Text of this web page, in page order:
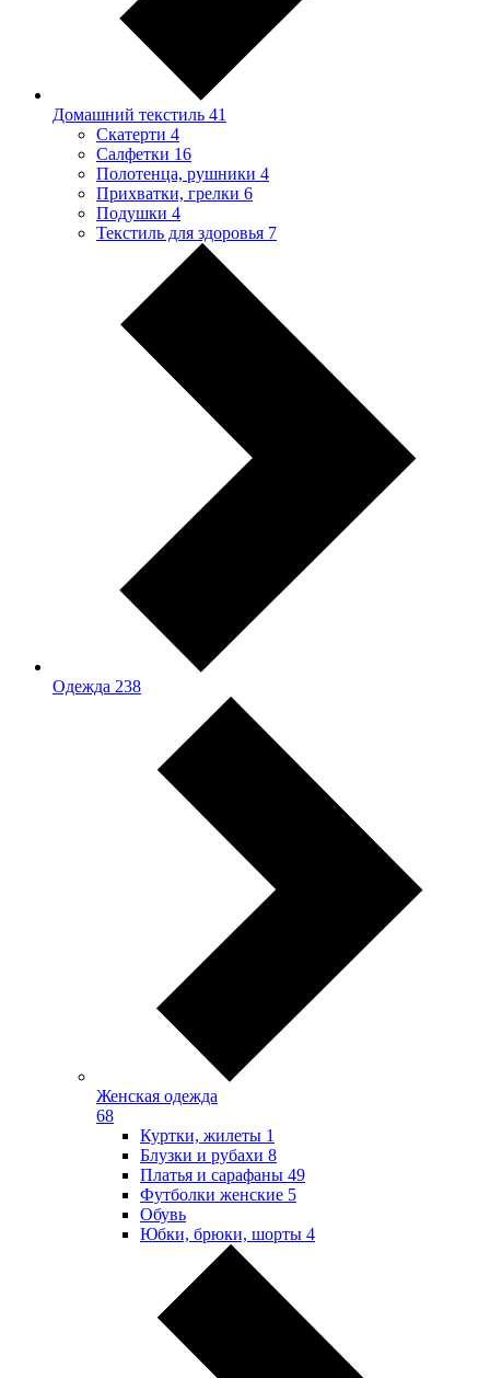
Домашний текстиль 41
Скатерти 4
Салфетки 16
Полотенца, рушники 4
Прихватки, грелки 6
Подушки 4
Текстиль для здоровья 7
Одежда 238
Женская одежда
68
Куртки, жилеты 1
Блузки и рубахи 8
Платья и сарафаны 49
Футболки женские 5
Обувь
Юбки, брюки, шорты 4